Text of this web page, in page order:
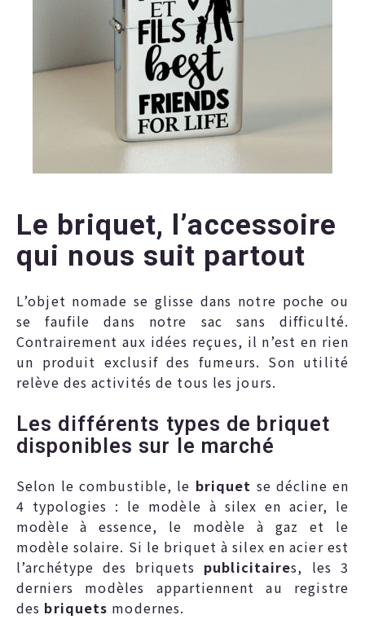
Le briquet, l’accessoire
qui nous suit partout
L’objet nomade se glisse dans notre poche ou
se faufile dans notre sac sans difficulté.
Contrairement aux idées reçues, il n’est en rien
un produit exclusif des fumeurs. Son utilité
relève des activités de tous les jours.
Les différents types de briquet
disponibles sur le marché
Selon le combustible, le briquet se décline en
4 typologies : le modèle à silex en acier, le
modèle à essence, le modèle à gaz et le
modèle solaire. Si le briquet à silex en acier est
l’archétype des briquets publicitaires, les 3
derniers modèles appartiennent au registre
des briquets modernes.